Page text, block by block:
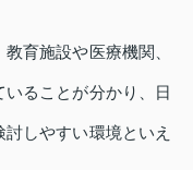
育施設や医療機関、
ることが分かり、日
しやすい環境といえ